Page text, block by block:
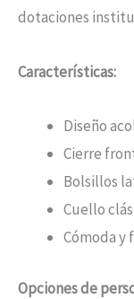
dotaciones
Características:
Diseño
Cierre
Bolsillos
Cuello
Cómoda y
Opciones de